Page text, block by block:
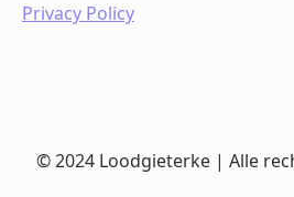
Privacy Policy
© 2024 Loodgieterke | Alle